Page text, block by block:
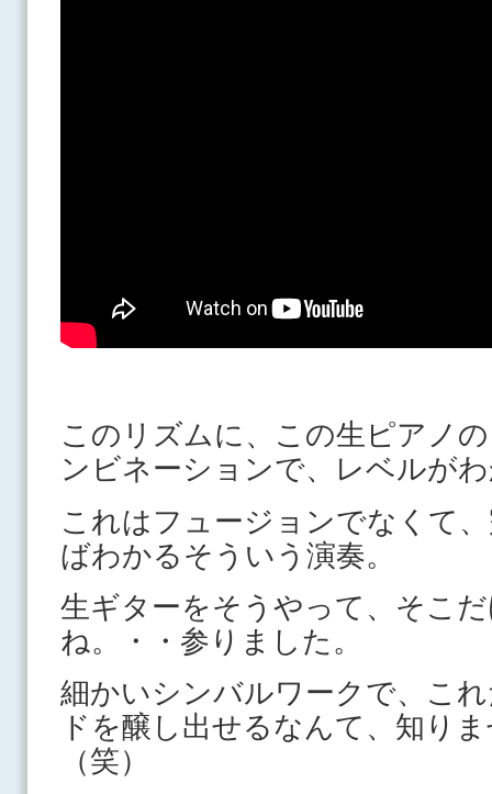
このリズムに、この生ピアノ
ンビネーションで、レベルが
これはフュージョンでなくて
ばわかるそういう演奏。
生ギターをそうやって、そこ
ね。・・参りました。
細かいシンバルワークで、こ
ドを醸し出せるなんて、知り
（笑）